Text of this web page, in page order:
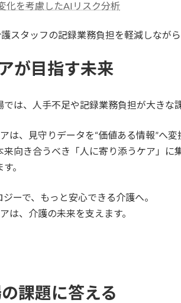
化を考慮したAIリスク分析
スタッフの記録業務負担を軽減しなが
が目指す未来
では、人手不足や記録業務負担が大きな
は、見守りデータを“価値ある情報”へ
来向き合うべき「人に寄り添うケア」に
。
ジーで、もっと安心できる介護へ。
は、介護の未来を支えます。
課題に答える